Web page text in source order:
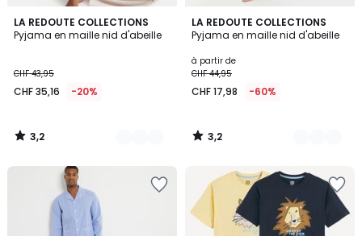
LA REDOUTE COLLECTIONS
Pyjama en maille nid d'abeille
CHF 43,95
CHF 35,16 -20%
3,2
/ 5
2
Couleurs
3,2
/
LA REDOUTE COLLECTIONS
Pyjama en maille nid d'abeille
à partir de
CHF 44,95
CHF 17,98 -60%
3,2
/ 5
2
Couleurs
3,2
/